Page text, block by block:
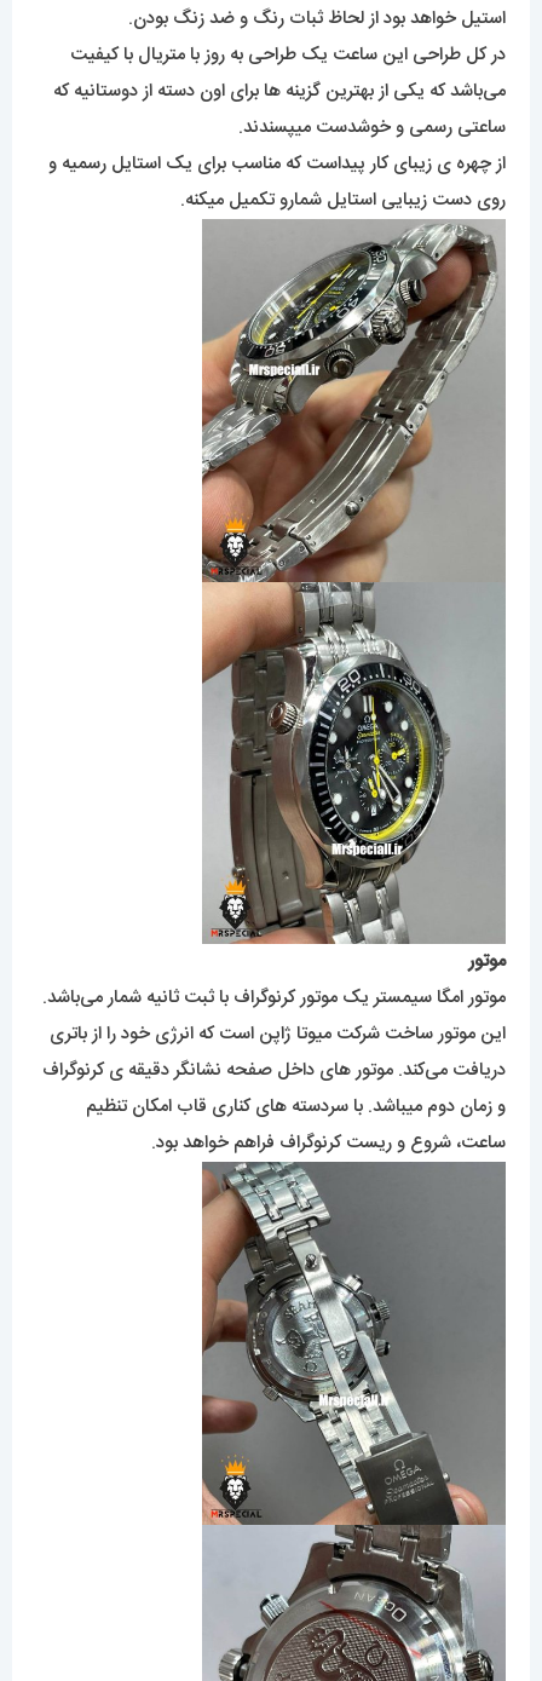
استیل خواهد بود از لحاظ ثبات رنگ و ضد زنگ بودن.
در کل طراحی این ساعت یک طراحی به روز با متریال با کیفیت
می‌باشد که یکی از بهترین گزینه ها برای اون دسته از دوستانیه که
ساعتی رسمی و خوشدست میپسندند.
از چهره ی زیبای کار پیداست که مناسب برای یک استایل رسمیه و
روی دست زیبایی استایل شمارو تکمیل میکنه.
موتور
موتور امگا سیمستر یک موتور کرنوگراف با ثبت ثانیه شمار می‌باشد.
این موتور ساخت شرکت میوتا ژاپن است که انرژی خود را از باتری
دریافت می‌کند. موتور های داخل صفحه نشانگر دقیقه ی کرنوگراف
و زمان دوم میباشد. با سردسته های کناری قاب امکان تنظیم
ساعت، شروع و ریست کرنوگراف فراهم خواهد بود.